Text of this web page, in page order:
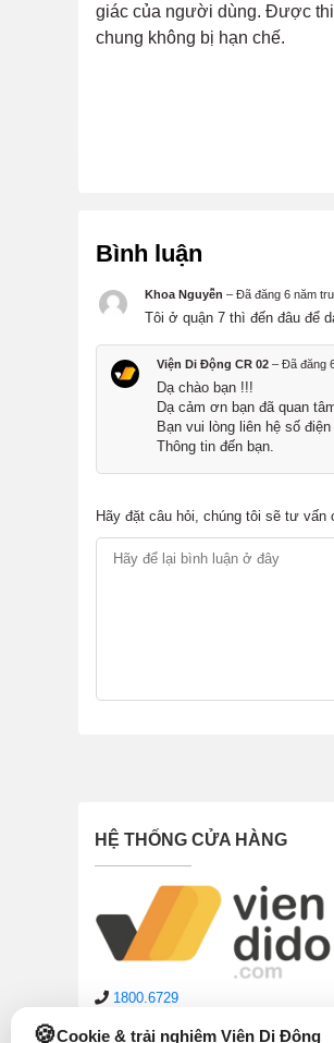
Cookie & trải nghiệm Viện Di Động
giác của người dùng. Được
chung không bị hạn chế.
Bình luận
Khoa Nguyễn – Đã đăng 6 năm
Tôi ở quận 7 thì đến đâu để
Viện Di Động CR 02 – Đã đăng
Dạ chào bạn !!!
Dạ cảm ơn bạn đã quan
Bạn vui lòng liên hệ số
Thông tin đến bạn.
Hãy đặt câu hỏi, chúng tôi sẽ tư vấn
HỆ THỐNG CỬA HÀNG
1800.6729